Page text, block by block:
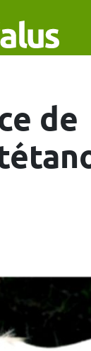
de